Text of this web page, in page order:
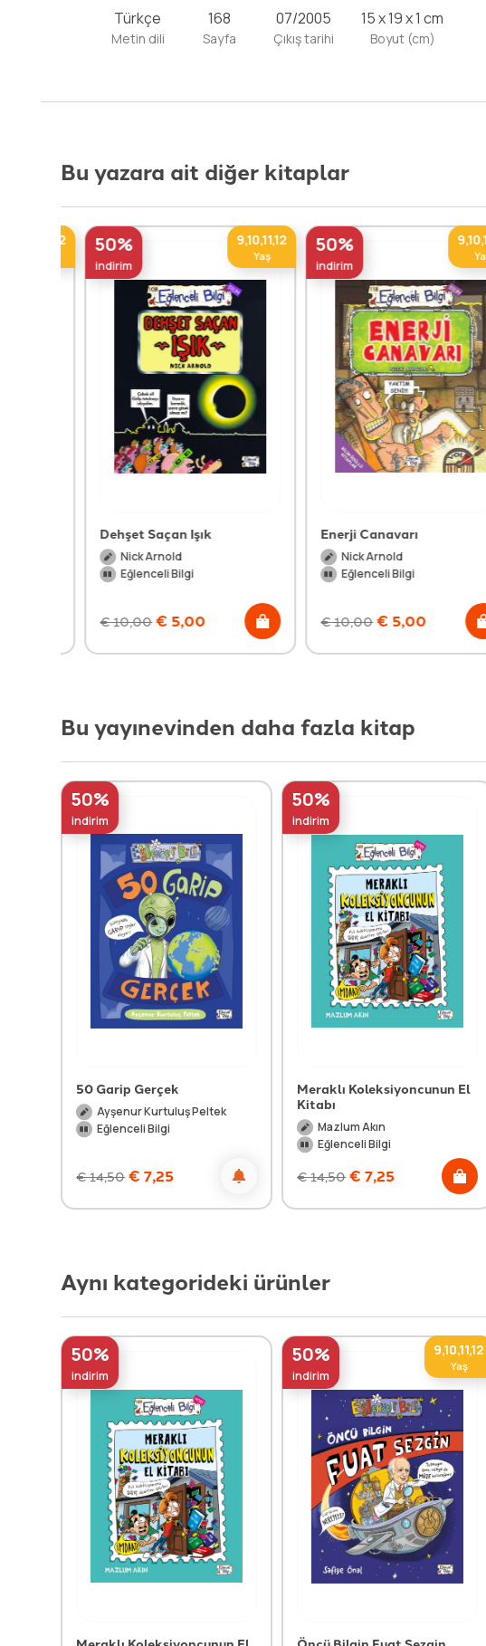
Türkçe
Metin dili
168
Sayfa
07/2005
Çıkış tarihi
15 x 19 x 1 cm
Boyut (cm)
Bu yazara ait diğer kitaplar
50%
indirim
9,10,11,12
Dehşet Saçan Işık
Nick Arnold
Eğlenceli Bilgi
10,00 €5,00
50%
indirim
9,10,11,12
Enerji Canavarı
Nick Arnold
Eğlenceli Bilgi
10,00 €5,00
Bu yayınevinden daha fazla kitap
50%
indirim
50 Garip Gerçek
Ayşenur Kurtuluş Peltek
Eğlenceli Bilgi
€14,50 € 7,25
50%
indirim
Meraklı Koleksiyoncunun El
Kitabı
Mazlum Akın
Eğlenceli Bilgi
€14,50 € 7,25
Aynı kategorideki ürünler
50%
indirim
50%
indirim
9,10,11,12
Yaş